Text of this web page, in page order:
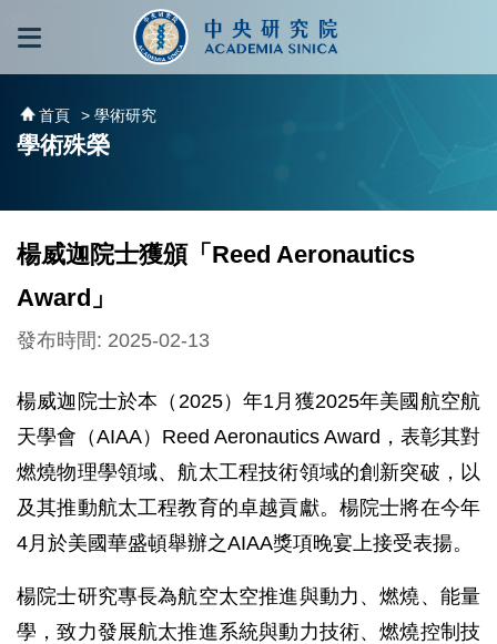
跳到主要內容區塊
首頁 > 學術研究
學術殊榮
楊威迦院士獲頒「Reed Aeronautics
Award」
發布時間: 2025-02-13
楊威迦院士於本（2025）年1月獲2025年美國航空航
天學會（AIAA）Reed Aeronautics Award，表彰其對
燃燒物理學領域、航太工程技術領域的創新突破，以
及其推動航太工程教育的卓越貢獻。楊院士將在今年
4月於美國華盛頓舉辦之AIAA獎項晚宴上接受表揚。
楊院士研究專長為航空太空推進與動力、燃燒、能量
學，致力發展航太推進系統與動力技術、燃燒控制技